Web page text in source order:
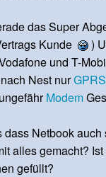
das Super
Kunde
)
und T-
Nest nurGPRS
Modem
Netbook auch
alles gemacht?
gefüllt?